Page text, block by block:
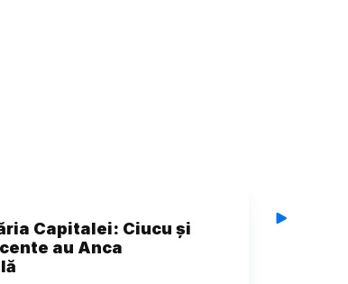
Capitalei: Ciucu și
au Anca